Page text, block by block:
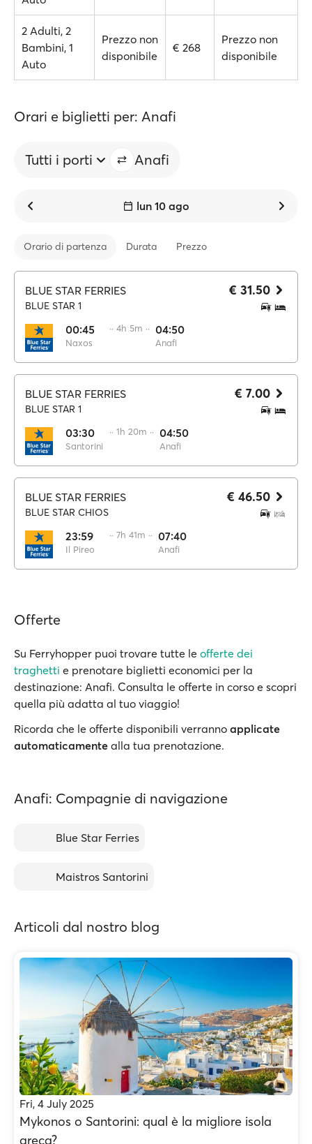
2 Adulti, 2
Bambini, 1
Auto
Prezzo non
disponibile
€ 268
Prezzo non
disponibile
Orari e biglietti per: Anafi
Tutti i porti Anafi
lun 10 ago
Orario di partenza Durata Prezzo
BLUE STAR FERRIES
BLUE STAR 1
00:45
Naxos
·· 4h 5m ·· 04:50
Anafi
€ 31.50
BLUE STAR FERRIES
BLUE STAR 1
03:30
Santorini
·· 1h 20m ·· 04:50
Anafi
€ 7.00
BLUE STAR FERRIES
BLUE STAR CHIOS
23:59
Il Pireo
·· 7h 41m ·· 07:40
Anafi
€ 46.50
Offerte
Su Ferryhopper puoi trovare tutte le offerte dei
traghetti e prenotare biglietti economici per la
destinazione: Anafi. Consulta le offerte in corso e scopri
quella più adatta al tuo viaggio!
Ricorda che le offerte disponibili verranno applicate
automaticamente alla tua prenotazione.
Anafi: Compagnie di navigazione
Blue Star Ferries
Maistros Santorini
Articoli dal nostro blog
Fri, 4 July 2025
Mykonos o Santorini: qual è la migliore isola
greca?